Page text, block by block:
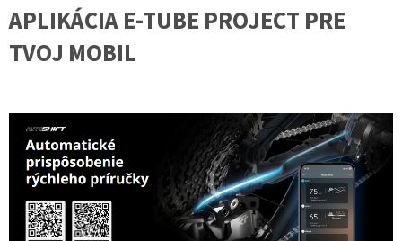
APLIKÁCIA E-TUBE PROJECT PRE
TVOJ MOBIL